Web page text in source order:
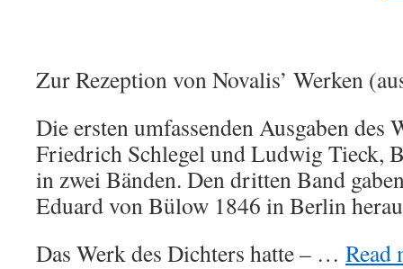
Zur Rezeption von Novalis’ Werken
Die ersten umfassenden Ausgaben des
Friedrich Schlegel und Ludwig Tieck,
in zwei Bänden. Den dritten Band
Eduard von Bülow 1846 in Berlin
Das Werk des Dichters hatte – … Read